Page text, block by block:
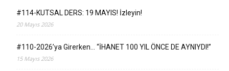
#114-KUTSAL DERS: 19 MAYIS! İzleyin!
20 Mayıs 2026
#110-2026’ya Girerken… “İHANET 100 YIL ÖNCE DE AYNIYDI!”
15 Mayıs 2026